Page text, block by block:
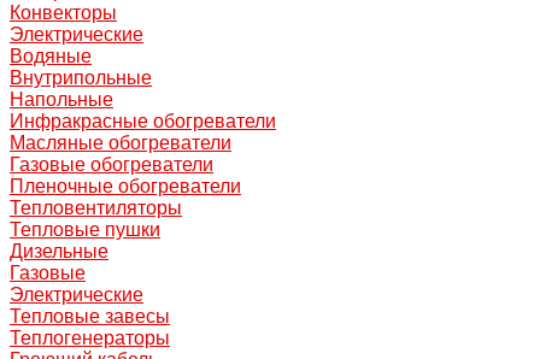
Конвекторы
Электрические
Водяные
Внутрипольные
Напольные
Инфракрасные обогреватели
Масляные обогреватели
Газовые обогреватели
Пленочные обогреватели
Тепловентиляторы
Тепловые пушки
Дизельные
Газовые
Электрические
Тепловые завесы
Теплогенераторы